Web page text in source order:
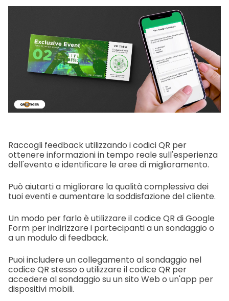
Raccogli feedback utilizzando i codici QR per
ottenere informazioni in tempo reale sull'esperienza
dell'evento e identificare le aree di miglioramento.
Può aiutarti a migliorare la qualità complessiva dei
tuoi eventi e aumentare la soddisfazione del cliente.
Un modo per farlo è utilizzare il codice QR di Google
Form per indirizzare i partecipanti a un sondaggio o
a un modulo di feedback.
Puoi includere un collegamento al sondaggio nel
codice QR stesso o utilizzare il codice QR per
accedere al sondaggio su un sito Web o un'app per
dispositivi mobili.